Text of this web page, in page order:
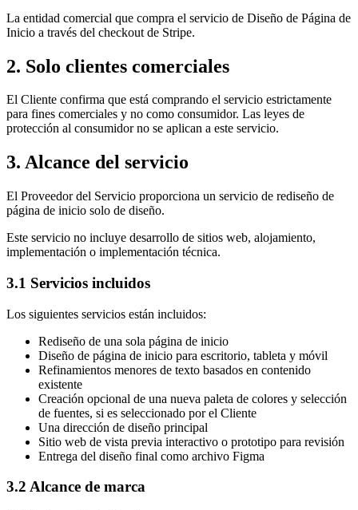
La entidad comercial que compra el servicio de Diseño de Página de
Inicio a través del checkout de Stripe.
2. Solo clientes comerciales
El Cliente confirma que está comprando el servicio estrictamente
para fines comerciales y no como consumidor. Las leyes de
protección al consumidor no se aplican a este servicio.
3. Alcance del servicio
El Proveedor del Servicio proporciona un servicio de rediseño de
página de inicio solo de diseño.
Este servicio no incluye desarrollo de sitios web, alojamiento,
implementación o implementación técnica.
3.1 Servicios incluidos
Los siguientes servicios están incluidos:
Rediseño de una sola página de inicio
Diseño de página de inicio para escritorio, tableta y móvil
Refinamientos menores de texto basados en contenido
existente
Creación opcional de una nueva paleta de colores y selección
de fuentes, si es seleccionado por el Cliente
Una dirección de diseño principal
Sitio web de vista previa interactivo o prototipo para revisión
Entrega del diseño final como archivo Figma
3.2 Alcance de marca